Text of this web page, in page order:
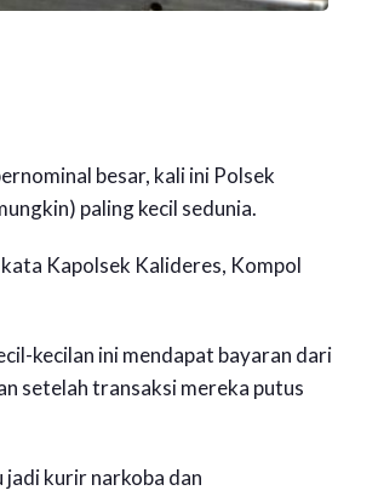
besar, kali ini Polsek
paling kecil sedunia.
Kapolsek Kalideres, Kompol
kecilan ini mendapat bayaran dari
setelah transaksi mereka putus
jadi kurir narkoba dan